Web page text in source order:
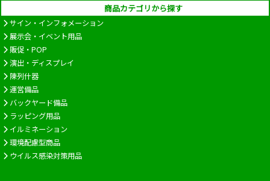
商品カテゴリから探す
サイン・インフォメーション
展示会・イベント用品
販促・POP
演出・ディスプレイ
陳列什器
運営備品
バックヤード備品
ラッピング用品
イルミネーション
環境配慮型商品
ウイルス感染対策用品